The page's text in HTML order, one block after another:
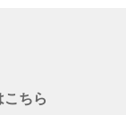
ちら